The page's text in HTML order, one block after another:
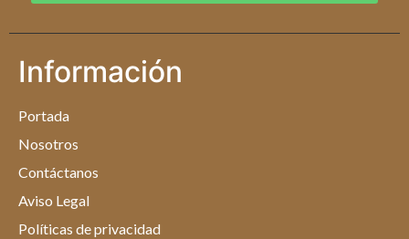
Información
Portada
Nosotros
Contáctanos
Aviso Legal
Políticas de privacidad